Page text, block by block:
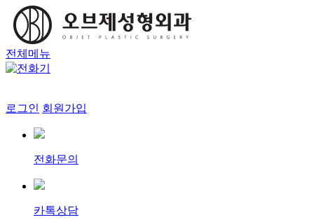
전체메뉴
로그인 회원가입
전화문의
카톡상담